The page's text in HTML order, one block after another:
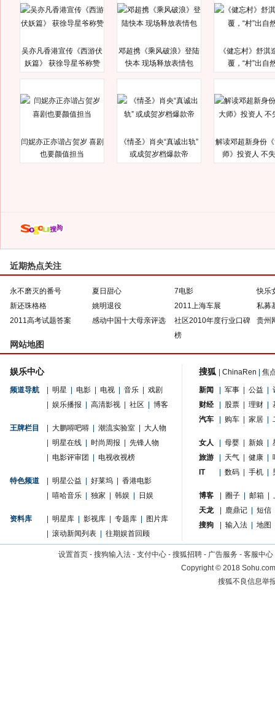
吴亦凡香港宣传《西游伏
妖篇》 获徐导星爷称赞
邓超携《乘风破浪》登陆
快本 现场释放表情包
《健忘村》舒淇
覆，“村”出自
闫妮亦正亦谐占贺岁 喜剧
也要颜值担当
《情圣》肖央“真诚出轨”
或成贺岁档爆款帝
解读邓超新身份
师》投资人 不
近期热点关注
永不磨灭的番号 夏日甜心 7电影
快乐
新还珠格格
姚明退役 2011上海车展
私募
2011高考试题答案
感动中国十大母亲评选
社区2010年度行业口碑
榜
贵州
网站地图
娱乐中心
频道导航 明星 电影 电视 音乐
戏剧
娱乐播报 高清影视 社区 博客
王牌栏目 大鹏嘚吧嘚 潮流实验室
大人物
明星在线 时尚周报
先锋人物
电影评审团 电视收视榜
特色频道 明星公益 好莱坞
香港电影
嘻哈音乐 独家 韩娱 日娱
资料库 明星库 影视库 专题库
图片库
滚动新闻列表 往期娱首回顾
搜狐 ChinaRen 焦
新闻 军事 公益
财经
股票 理财
汽车
购车 家居
女人 母婴 新娘
旅游
天气 健康
IT
数码 手机
博客 圈子 邮箱
天龙
鹿鼎记
短信
搜狗
输入法 地图
设置首页 - 搜狗输入法 - 支付中心 - 搜狐招聘 - 广告服务 - 客服中心
Copyright©2018
搜狐不良信息举